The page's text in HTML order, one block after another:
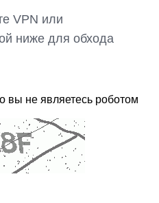
VPN или
ниже для обхода
вы не являетесь роботом